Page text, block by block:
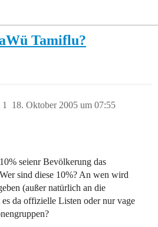
Tamiflu?
18. Oktober 2005 um 07:55
1
seienr Bevölkerung das
sind diese 10%? An wen wird
(außer natürlich an die
da offizielle Listen oder nur vage